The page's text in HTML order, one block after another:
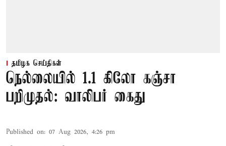
தமிழக செய்திகள்
நெல்லையில் 1.1 கிலோ கஞ்சா
பறிமுதல்: வாலிபர் கைது
Published on: 07 Aug 2026, 4:26 pm